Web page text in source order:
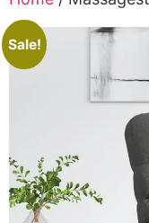
Sale!